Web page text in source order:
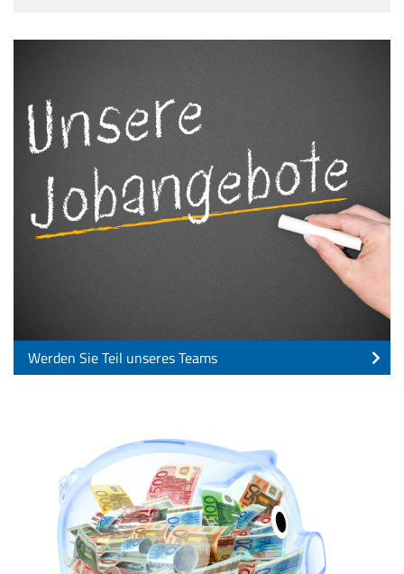
Werden Sie Teil unseres Teams